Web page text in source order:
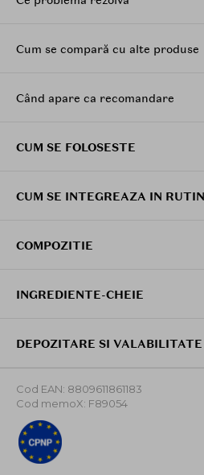
Permite aplicarea precisa
si nivelul de definire dorite.
Cum se compară cu alte produse
Când apare ca recomandare
CUM SE FOLOSESTE
CUM SE INTEGREAZA IN
COMPOZITIE
INGREDIENTE-CHEIE
DEPOZITARE SI VALABILITATE
Cod EAN: 8809611861183
Cod memoX: F89054